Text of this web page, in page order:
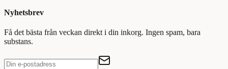
Nyhetsbrev
Få det bästa från veckan direkt i din inkorg. Ingen spam, bara
substans.